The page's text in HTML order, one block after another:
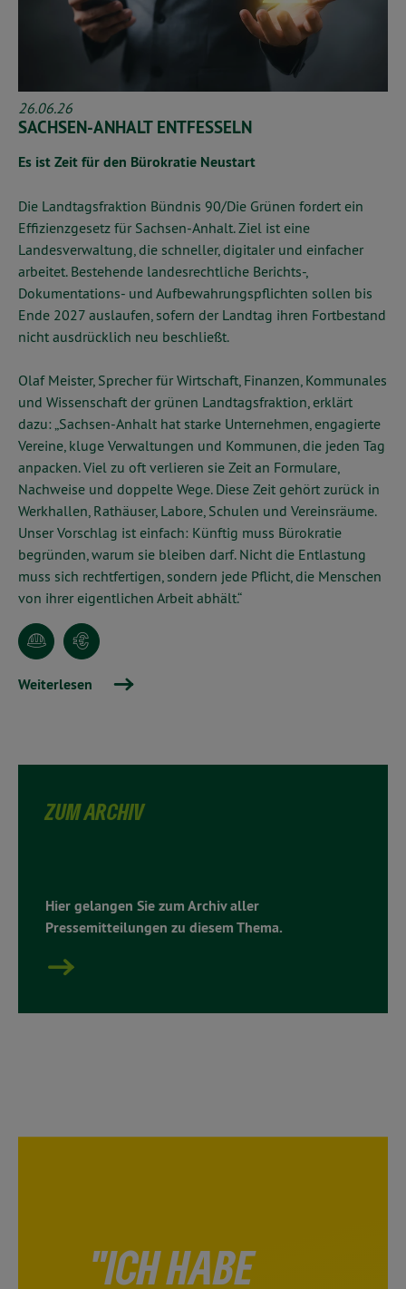
26.06.26
SACHSEN-ANHALT ENTFESSELN
Es ist Zeit für den Bürokratie Neustart
Die Landtagsfraktion Bündnis 90/Die Grünen fordert ein
Effizienzgesetz für Sachsen-Anhalt. Ziel ist eine
Landesverwaltung, die schneller, digitaler und einfacher
arbeitet. Bestehende landesrechtliche Berichts-,
Dokumentations- und Aufbewahrungspflichten sollen bis
Ende 2027 auslaufen, sofern der Landtag ihren Fortbestand
nicht ausdrücklich neu beschließt.
Olaf Meister, Sprecher für Wirtschaft, Finanzen, Kommunales
und Wissenschaft der grünen Landtagsfraktion, erklärt
dazu: „Sachsen-Anhalt hat starke Unternehmen, engagierte
Vereine, kluge Verwaltungen und Kommunen, die jeden Tag
anpacken. Viel zu oft verlieren sie Zeit an Formulare,
Nachweise und doppelte Wege. Diese Zeit gehört zurück in
Werkhallen, Rathäuser, Labore, Schulen und Vereinsräume.
Unser Vorschlag ist einfach: Künftig muss Bürokratie
begründen, warum sie bleiben darf. Nicht die Entlastung
muss sich rechtfertigen, sondern jede Pflicht, die Menschen
von ihrer eigentlichen Arbeit abhält.“
Weiterlesen
ZUM ARCHIV
Hier gelangen Sie zum Archiv aller
Pressemitteilungen zu diesem Thema.
"ICH HABE